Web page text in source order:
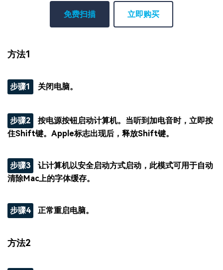
免费扫描 立即购买
方法1
步骤1 关闭电脑。
步骤2
按电源按钮启动计算机。当听到加电音时，立即按
住Shift键。Apple标志出现后，释放Shift键。
步骤3
让计算机以安全启动方式启动，此模式可用于自动
清除Mac上的字体缓存。
步骤4 正常重启电脑。
方法2